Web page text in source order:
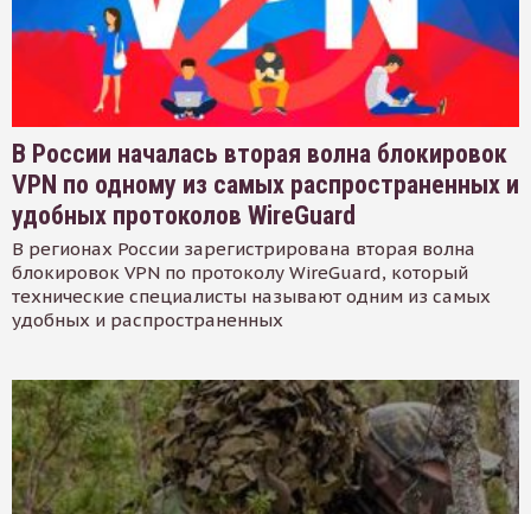
В России началась вторая волна блокировок
VPN по одному из самых распространенных и
удобных протоколов WireGuard
В регионах России зарегистрирована вторая волна
блокировок VPN по протоколу WireGuard, который
технические специалисты называют одним из самых
удобных и распространенных